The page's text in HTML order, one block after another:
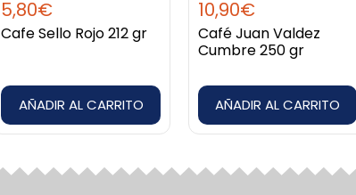
5,80€
Cafe Sello Rojo 212 gr
AÑADIR AL CARRITO
10,90€
Café Juan Valdez
Cumbre 250 gr
AÑADIR AL CARRITO